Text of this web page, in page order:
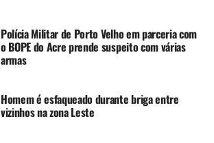
Polícia Militar de Porto Velho em parceria com
o BOPE do Acre prende suspeito com várias
armas
Homem é esfaqueado durante briga entre
vizinhos na zona Leste